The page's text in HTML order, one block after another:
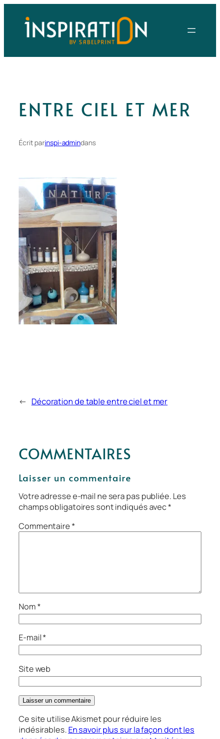
contenu
ENTRE CIEL ET MER
Écrit parinspi-admindans
← Décoration de table entre ciel et mer
COMMENTAIRES
Laisser un commentaire
Votre adresse e-mail ne sera pas publiée. Les
champs obligatoires sont indiqués avec*
Commentaire*
Nom*
E-mail*
Site web
Ce site utilise Akismet pour réduire les
indésirables. En savoir plus sur la façon dont les